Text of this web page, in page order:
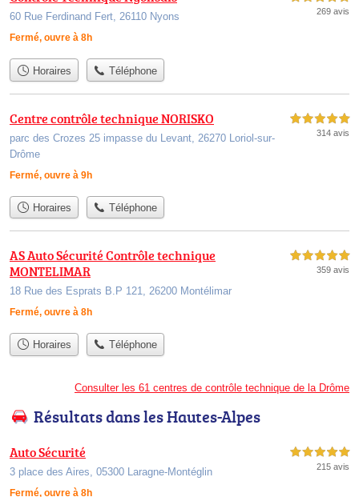
60 Rue Ferdinand Fert, 26110 Nyons
Fermé, ouvre à 8h
269 avis
Horaires Téléphone
Centre contrôle technique NORISKO
parc des Crozes 25 impasse du Levant, 26270 Loriol-sur-
Drôme
Fermé, ouvre à 9h
5,0 étoiles sur 5
314 avis
Horaires Téléphone
AS Auto Sécurité Contrôle technique
MONTELIMAR
18 Rue des Esprats B.P 121, 26200 Montélimar
Fermé, ouvre à 8h
5,0 étoiles sur 5
359 avis
Horaires Téléphone
Consulter les 61 centres de contrôle technique de la Drôme
Résultats dans les Hautes-Alpes
Auto Sécurité
3 place des Aires, 05300 Laragne-Montéglin
Fermé, ouvre à 8h
5,0 étoiles sur 5
215 avis